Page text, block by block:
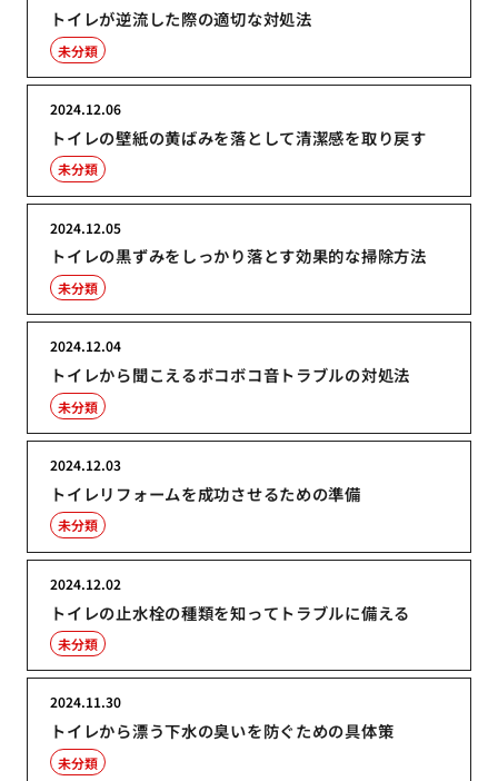
トイレが逆流した際の適切な対処法
未分類
トイレの壁紙の黄ばみを落として清潔感を取り戻す
2024.12.06
未分類
トイレの黒ずみをしっかり落とす効果的な掃除方法
2024.12.05
未分類
トイレから聞こえるボコボコ音トラブルの対処法
2024.12.04
未分類
トイレリフォームを成功させるための準備
2024.12.03
未分類
トイレの止水栓の種類を知ってトラブルに備える
2024.12.02
未分類
トイレから漂う下水の臭いを防ぐための具体策
2024.11.30
未分類